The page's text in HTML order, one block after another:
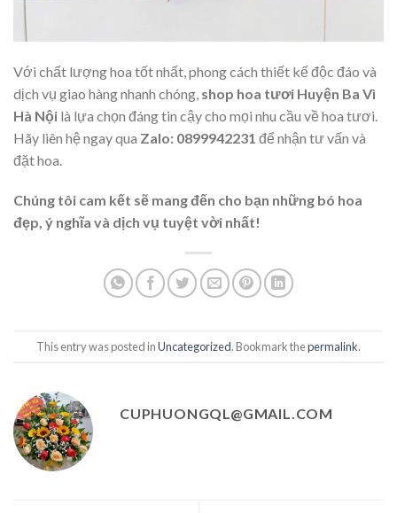
Với chất lượng hoa tốt nhất, phong cách thiết kế độc đáo và
dịch vụ giao hàng nhanh chóng, shop hoa tươi Huyện Ba Vì
Hà Nội là lựa chọn đáng tin cậy cho mọi nhu cầu về hoa tươi.
Hãy liên hệ ngay qua Zalo: 0899942231 để nhận tư vấn và
đặt hoa.
Chúng tôi cam kết sẽ mang đến cho bạn những bó hoa
đẹp, ý nghĩa và dịch vụ tuyệt vời nhất!
This entry was posted inUncategorized. Bookmark thepermalink.
CUPHUONGQL@GMAIL.COM